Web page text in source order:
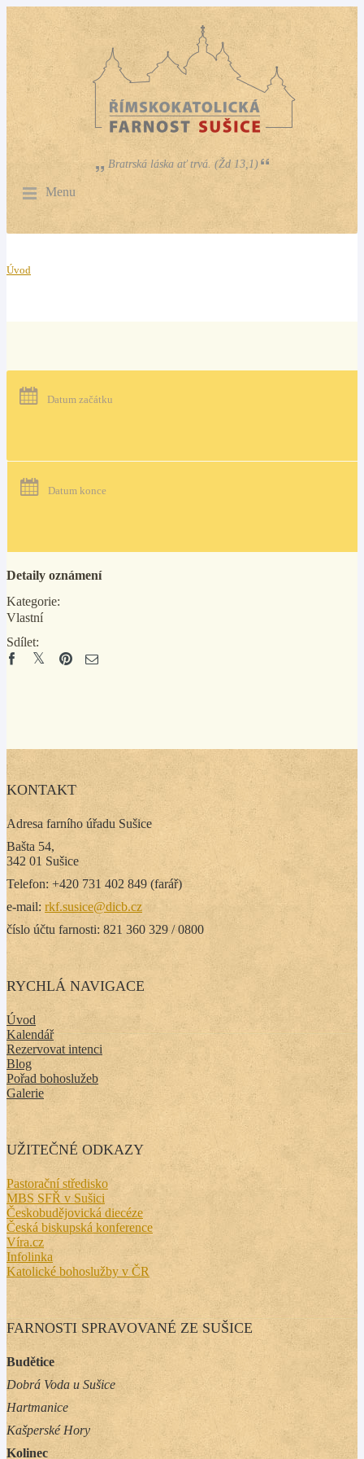
Bratrská láska ať trvá. (Žd 13,1)
Menu
Úvod
Datum začátku
Datum konce
Detaily oznámení
Kategorie:
Vlastní
Sdílet:
KONTAKT
Adresa farního úřadu Sušice
Bašta 54,
342 01 Sušice
Telefon: +420 731 402 849 (farář)
e-mail: rkf.susice@dicb.cz
číslo účtu farnosti: 821 360 329 / 0800
RYCHLÁ NAVIGACE
Úvod
Kalendář
Rezervovat intenci
Blog
Pořad bohoslužeb
Galerie
UŽITEČNÉ ODKAZY
Pastorační středisko
MBS SFŘ v Sušici
Českobudějovická diecéze
Česká biskupská konference
Víra.cz
Infolinka
Katolické bohoslužby v ČR
FARNOSTI SPRAVOVANÉ ZE SUŠICE
Budětice
Dobrá Voda u Sušice
Hartmanice
Kašperské Hory
Kolinec